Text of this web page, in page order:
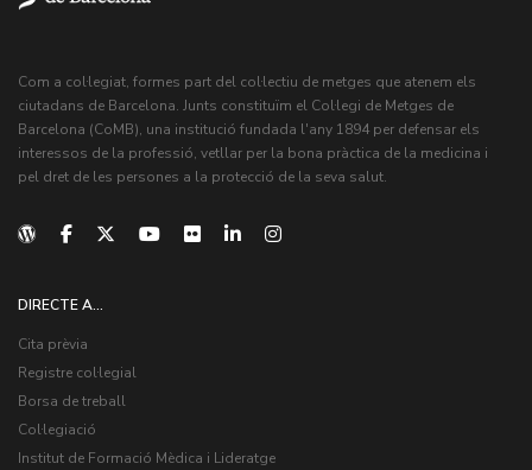
Com a col·legiat, formes part del col·lectiu de metges que atenem els
ciutadans de Barcelona. Junts constituïm el Col·legi de Metges de
Barcelona (CoMB), una institució fundada l'any 1894 per defensar els
interessos de la professió, vetllar per la bona pràctica de la medicina i
pel dret de les persones a la protecció de la seva salut.
DIRECTE A...
Cita prèvia
Registre col·legial
Borsa de treball
Col·legiació
Institut de Formació Mèdica i Lideratge